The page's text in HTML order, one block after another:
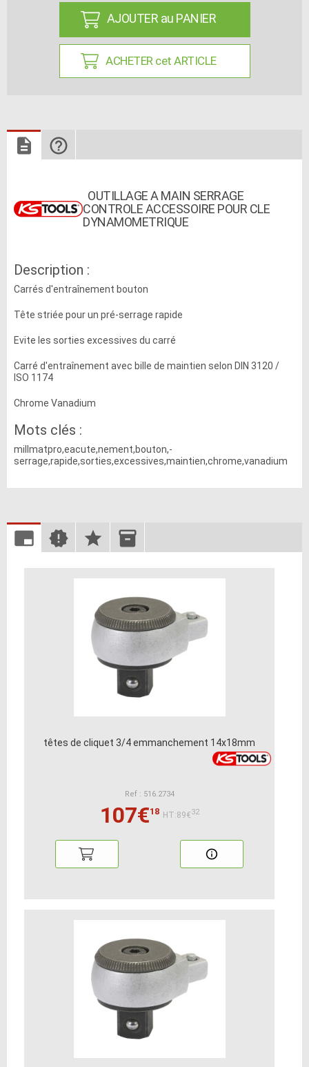
AJOUTER au PANIER
ACHETER cet ARTICLE
OUTILLAGE A MAIN SERRAGE
CONTROLE ACCESSOIRE POUR CLE
DYNAMOMETRIQUE
Description :
Carrés d'entraînement bouton
Tête striée pour un pré-serrage rapide
Evite les sorties excessives du carré
Carré d'entraînement avec bille de maintien selon DIN 3120 /
ISO 1174
Chrome Vanadium
Mots clés :
millmatpro,eacute,nement,bouton,-
serrage,rapide,sorties,excessives,maintien,chrome,vanadium
têtes de cliquet 3/4 emmanchement 14x18mm
Ref : 516.2734
107€18 HT:89€32